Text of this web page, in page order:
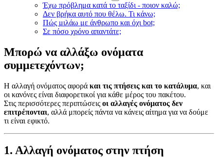
Έχω πρόβλημα κατά το ταξίδι - ποιον καλώ;
Δεν βρήκα αυτό που θέλω. Τι κάνω;
Πώς μιλάω με άνθρωπο και όχι bot;
Σε πόσο χρόνο απαντάτε;
Μπορώ να αλλάξω ονόματα
συμμετεχόντων;
Η αλλαγή ονόματος αφορά και τις πτήσεις και το κατάλυμα, και
οι κανόνες είναι διαφορετικοί για κάθε μέρος του πακέτου.
Στις περισσότερες περιπτώσεις οι αλλαγές ονόματος δεν
επιτρέπονται, αλλά μπορείς πάντα να κάνεις αίτημα για να δούμε
τι είναι εφικτό.
1. Αλλαγή ονόματος στην πτήση